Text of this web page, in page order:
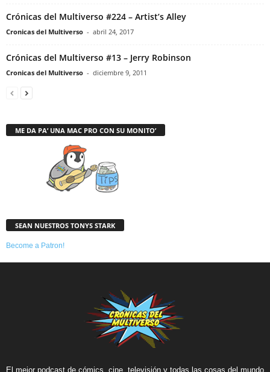
Crónicas del Multiverso #224 – Artist’s Alley
Cronicas del Multiverso - abril 24, 2017
Crónicas del Multiverso #13 – Jerry Robinson
Cronicas del Multiverso - diciembre 9, 2011
ME DA PA’ UNA MAC PRO CON SU MONITO’
SEAN NUESTROS TONYS STARK
Become a Patron!
El mejor podcast de cómics, cine, televisión y todas las cosas del mundo